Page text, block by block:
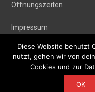
Öffnungszeiten
Impressum
Copyright © Elektro K. Zürn
Powered by WordPress,
Diese Website benutzt
nutzt, gehen wir von
Cookies und zur
OK